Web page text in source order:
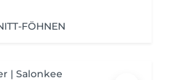
FÖHNEN